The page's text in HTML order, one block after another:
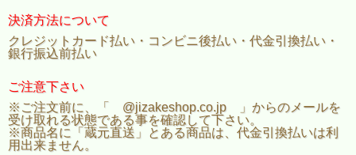
超辛口らしい締まりのある辛さと味わいが調和し、冷やせばクリアに、お
燗をすればふくらみが。軽快さが光る一品です。
決済方法について
クレジットカード払い・コンビニ後払い・代金引換払い・
銀行振込前払い
ご注意下さい
※ご注文前に、「 @jizakeshop.co.jp 」からのメールを
受け取れる状態である事を確認して下さい。
※商品名に「蔵元直送」とある商品は、代金引換払いは利
用出来ません。